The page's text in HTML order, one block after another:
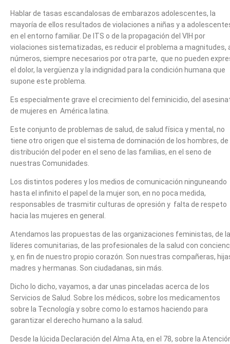
Hablar de tasas escandalosas de embarazos adolescentes, la
mayoría de ellos resultados de violaciones a niñas y a
en el entorno familiar. De ITS o de la propagación del VIH por
violaciones sistematizadas, es reducir el problema a magnitudes,
números, siempre necesarios por otra parte, que no pueden
el dolor, la vergüenza y la indignidad para la condición humana que
supone este problema.
Es especialmente grave el crecimiento del feminicidio, del
de mujeres en América latina.
Este conjunto de problemas de salud, de salud física y mental, no
tiene otro origen que el sistema de dominación de los hombres, de
distribución del poder en el seno de las familias, en el seno de
nuestras Comunidades.
Los distintos poderes y los medios de comunicación ninguneando
hasta el infinito el papel de la mujer son, en no poca medida,
responsables de trasmitir culturas de opresión y falta de respeto
hacia las mujeres en general.
Atendamos las propuestas de las organizaciones feministas, de
líderes comunitarias, de las profesionales de la salud con
y, en fin de nuestro propio corazón. Son nuestras compañeras,
madres y hermanas. Son ciudadanas, sin más.
Dicho lo dicho, vayamos, a dar unas pinceladas acerca de los
Servicios de Salud. Sobre los médicos, sobre los medicamentos
sobre la Tecnología y sobre como lo estamos haciendo para
garantizar el derecho humano a la salud.
Desde la lúcida Declaración del Alma Ata, en el 78, sobre la